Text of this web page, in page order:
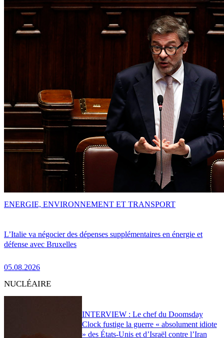
L’Italie va négocier des dépenses supplémentaires en énergie et
défense avec Bruxelles
05.08.2026
ENERGIE, ENVIRONNEMENT ET TRANSPORT
NUCLÉAIRE
INTERVIEW : Le chef du Doomsday
Clock fustige la guerre « absolument idiote
» des États-Unis et d’Israël contre l’Iran